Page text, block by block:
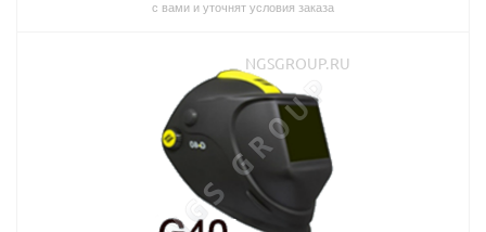
с вами и уточнят условия заказа